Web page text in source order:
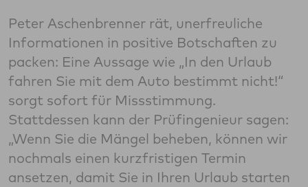
Peter Aschenbrenner rät, unerfreuliche
Informationen in positive Botschaften zu
packen: Eine Aussage wie „In den Urlaub
fahren Sie mit dem Auto bestimmt nicht!“
sorgt sofort für Missstimmung.
Stattdessen kann der Prüfingenieur sagen:
„Wenn Sie die Mängel beheben, können wir
nochmals einen kurzfristigen Termin
ansetzen, damit Sie in Ihren Urlaub starten